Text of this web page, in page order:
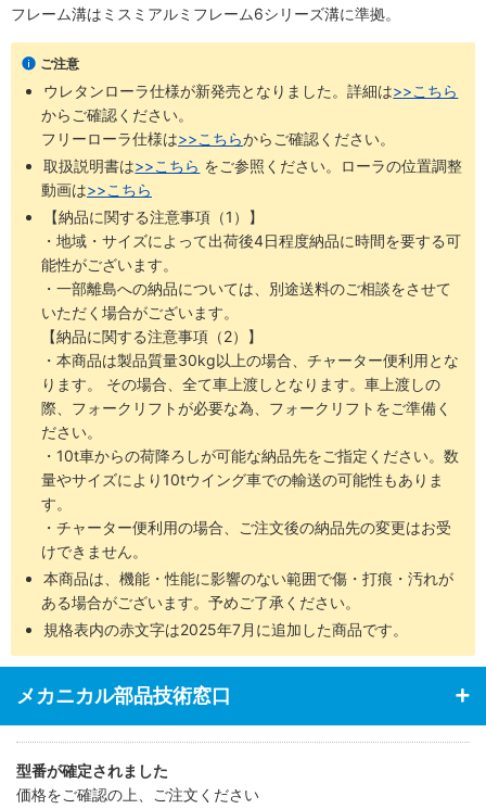
フレーム溝はミスミアルミフレーム6シリーズ溝に準拠。
ご注意
ウレタンローラ仕様が新発売となりました。詳細は>>こちら
からご確認ください。 ​
フリーローラ仕様は>>こちらからご確認ください。
取扱説明書は>>こちら ​をご参照ください。ローラの位置調整
動画は>>こちら
【納品に関する注意事項（1）】
・地域・サイズによって出荷後4日程度納品に時間を要する可
能性がございます。
・一部離島への納品については、別途送料のご相談をさせて
いただく場合がございます。
【納品に関する注意事項（2）】
・本商品は製品質量30kg以上の場合、チャーター便利用とな
ります。 その場合、全て車上渡しとなります。車上渡しの
際、フォークリフトが必要な為、フォークリフトをご準備く
ださい。
・10t車からの荷降ろしが可能な納品先をご指定ください。数
量やサイズにより10tウイング車での輸送の可能性もありま
す。
・チャーター便利用の場合、ご注文後の納品先の変更はお受
けできません。
本商品は、機能・性能に影響のない範囲で傷・打痕・汚れが
ある場合がございます。予めご了承ください。
規格表内の赤文字は2025年7月に追加した商品です。
メカニカル部品技術窓口
型番が確定されました
価格をご確認の上、ご注文ください